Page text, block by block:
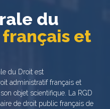
du
et
du Droit est
administratif français et
objet scientifique. La RGD
de droit public français de